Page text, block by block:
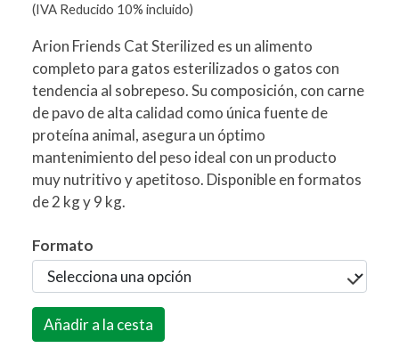
(IVA Reducido 10% incluido)
Arion Friends Cat Sterilized es un alimento
completo para gatos esterilizados o gatos con
tendencia al sobrepeso. Su composición, con carne
de pavo de alta calidad como única fuente de
proteína animal, asegura un óptimo
mantenimiento del peso ideal con un producto
muy nutritivo y apetitoso. Disponible en formatos
de 2 kg y 9 kg.
Formato
Añadir a la cesta